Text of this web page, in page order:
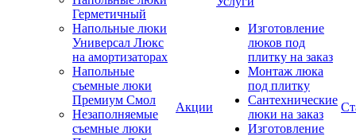
Герметичный
Напольные люки
Универсал Люкс
на амортизаторах
Напольные
съемные люки
Премиум Смол
Незаполняемые
съемные люки
Акции
Изготовление
люков под
плитку на заказ
Монтаж люка
под плитку
Сантехнические
люки на заказ
Изготовление